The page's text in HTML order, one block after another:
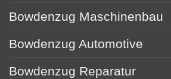
Bowdenzug Maschinenbau
Bowdenzug Automotive
Bowdenzug Reparatur